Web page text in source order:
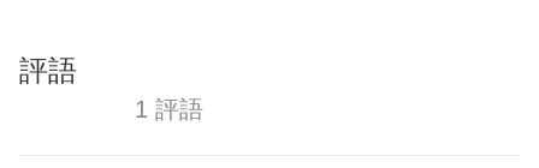
評語
1 評語